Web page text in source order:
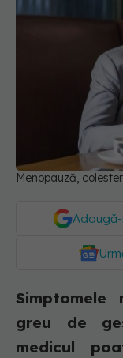
Menopauză,
Simptomele
greu de
medicul